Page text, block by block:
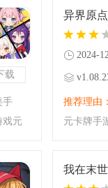
的小
的敌人
载
手
戏元
击肉
2024-
推荐理由：
元卡牌手
投胎归